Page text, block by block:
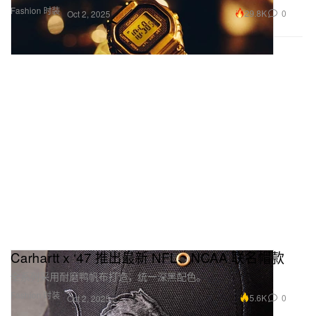
Fashion 时装 Oct 2, 2025 29.8K 0
Fashion 时装
Carhartt x ‘47 推出最新 NFL、NCAA 联名帽款
全系列采用耐磨鸭帆布打造，统一深黑配色。
Oct 2, 2025 5.6K 0